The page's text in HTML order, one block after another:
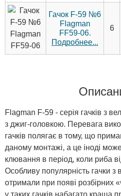
Гачок F-59 №6
Flagman
FF59-06.
Подробнее...
6
Flagman F-59 - серія гачків з
з джиг-головкою. Перевага
гачків полягає в тому, що
даному монтажі, а це іноді
клювання в період, коли риба
Особливу популярність гачки
отримали при появі розбірних